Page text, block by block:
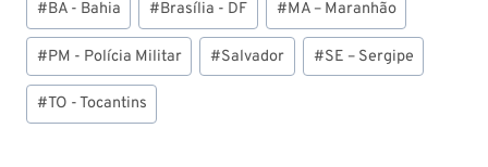
do
Post:
#BA - Bahia #Brasília - DF #MA – Maranhão
#PM - Polícia Militar #Salvador #SE – Sergipe
#TO - Tocantins